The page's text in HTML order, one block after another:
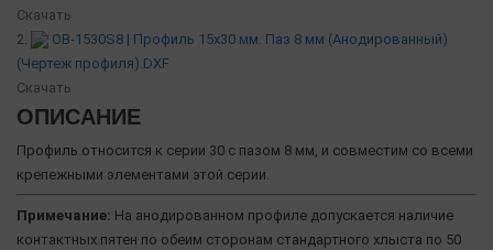
Скачать
2.
OB-1530S8 | Профиль 15х30 мм. Паз 8 мм (Анодированный)
(Чертеж профиля).DXF
Скачать
ОПИСАНИЕ
Профиль относится к серии 30 с пазом 8 мм, и совместим со всеми
крепежными элементами этой серии.
Примечание: На анодированном профиле допускается наличие
контактных пятен по обеим сторонам стандартного хлыста по 50